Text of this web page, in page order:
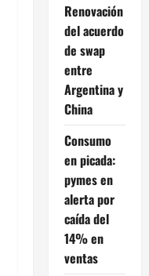
Renovación
del acuerdo
de swap
entre
Argentina y
China
Consumo
en picada:
pymes en
alerta por
caída del
14% en
ventas